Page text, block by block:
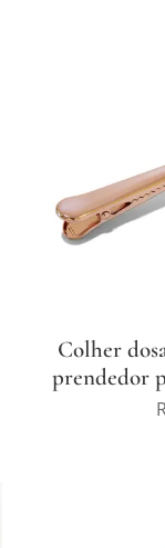
Colher
prendedor